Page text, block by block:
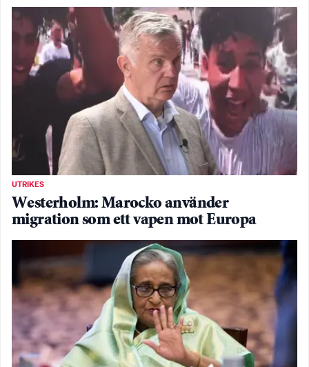
UTRIKES
Westerholm: Marocko använder
migration som ett vapen mot Europa